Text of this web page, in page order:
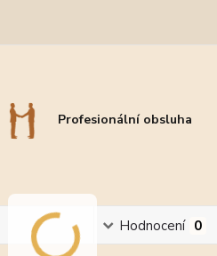
Profesionální obsluha
Hodnocení 0